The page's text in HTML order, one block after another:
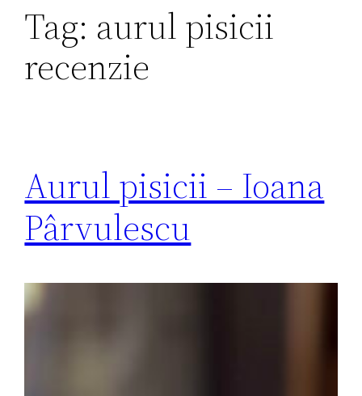
Tag: aurul pisicii
recenzie
Aurul pisicii – Ioana
Pârvulescu